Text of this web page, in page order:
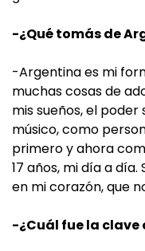
-¿Qué tomás de
-Argentina es mi
muchas cosas de
mis sueños, el
músico, como
primero y ahora
17 años, mi día a
en mi corazón, que
-¿Cuál fue la clave